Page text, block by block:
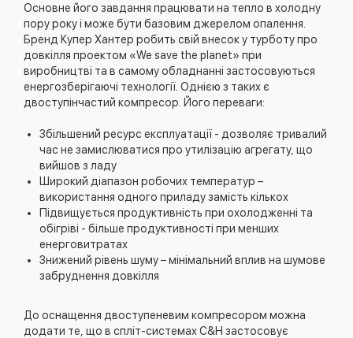
Основне його завдання працювати на тепло в холодну
пору року і може бути базовим джерелом опалення.
Бренд Купер Хантер робить свій внесок у турботу про
довкілля проектом «We save the planet» при
виробництві та в самому обладнанні застосовуються
енергозберігаючі технології. Однією з таких є
двоступінчастий компресор. Його переваги:
Збільшений ресурс експлуатації - дозволяє тривалий
час не замислюватися про утилізацію агрегату, що
вийшов з ладу
Широкий діапазон робочих температур –
використання одного приладу замість кількох
Підвищується продуктивність при охолодженні та
обігріві - більше продуктивності при менших
енерговитратах
Знижений рівень шуму – мінімальний вплив на шумове
забруднення довкілля
До оснащення двоступеневим компресором можна
додати те, що в спліт-системах C&H застосовує